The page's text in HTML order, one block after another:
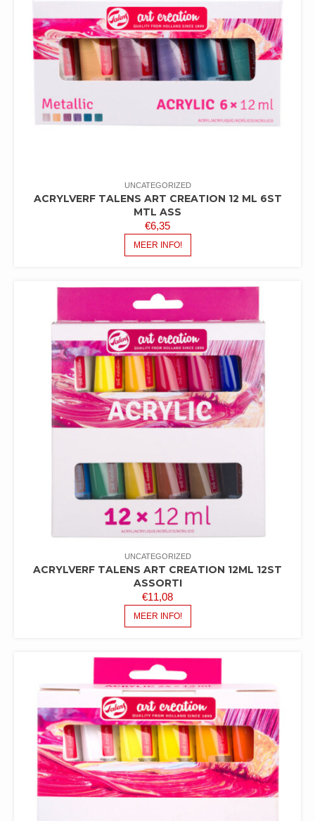
UNCATEGORIZED
ACRYLVERF TALENS ART CREATION 12 ML 6ST
MTL ASS
€6,35
MEER INFO!
UNCATEGORIZED
ACRYLVERF TALENS ART CREATION 12ML 12ST
ASSORTI
€11,08
MEER INFO!